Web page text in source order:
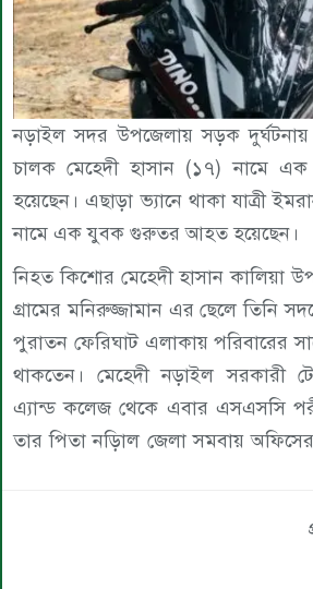
নড়াইল সদর উপজেলায় সড়ক দুর্ঘটনায় মোটরসাইকেল
চালক মেহেদী হাসান (১৭) নামে
হয়েছেন। এছাড়া ভ্যানে থাকা যাত্রী
নামে এক যুবক গুরুতর আহত হয়েছেন।
নিহত কিশোর মেহেদী হাসান কালিয়া
গ্রামের মনিরুজ্জামান এর ছেলে তিনি
পুরাতন ফেরিঘাট এলাকায় পরিবারের
থাকতেন। মেহেদী নড়াইল সরকারী
এ্যান্ড কলেজ থেকে এবার এসএসসি
তার পিতা নড়ািল জেলা সমবায় অফিসের